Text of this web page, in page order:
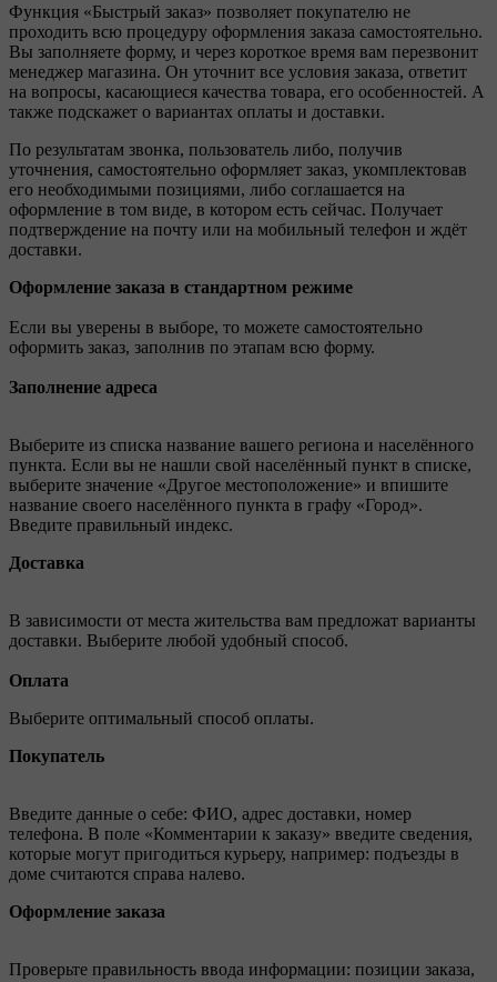
Функция «Быстрый заказ» позволяет покупателю не
проходить всю процедуру оформления заказа самостоятельно.
Вы заполняете форму, и через короткое время вам перезвонит
менеджер магазина. Он уточнит все условия заказа, ответит
на вопросы, касающиеся качества товара, его особенностей. А
также подскажет о вариантах оплаты и доставки.
По результатам звонка, пользователь либо, получив
уточнения, самостоятельно оформляет заказ, укомплектовав
его необходимыми позициями, либо соглашается на
оформление в том виде, в котором есть сейчас. Получает
подтверждение на почту или на мобильный телефон и ждёт
доставки.
Оформление заказа в стандартном режиме
Если вы уверены в выборе, то можете самостоятельно
оформить заказ, заполнив по этапам всю форму.
Заполнение адреса
Выберите из списка название вашего региона и населённого
пункта. Если вы не нашли свой населённый пункт в списке,
выберите значение «Другое местоположение» и впишите
название своего населённого пункта в графу «Город».
Введите правильный индекс.
Доставка
В зависимости от места жительства вам предложат варианты
доставки. Выберите любой удобный способ.
Оплата
Выберите оптимальный способ оплаты.
Покупатель
Введите данные о себе: ФИО, адрес доставки, номер
телефона. В поле «Комментарии к заказу» введите сведения,
которые могут пригодиться курьеру, например: подъезды в
доме считаются справа налево.
Оформление заказа
Проверьте правильность ввода информации: позиции заказа,